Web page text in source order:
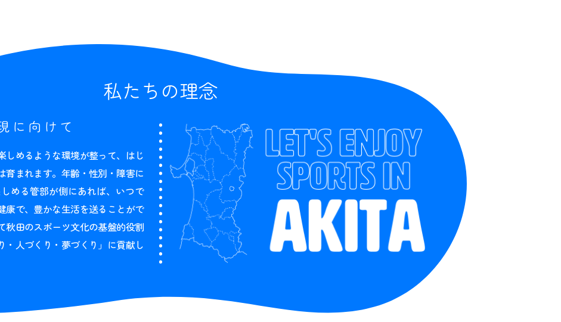
私たちの理念
に向けて
しめるような環境が整って、はじ
育まれます。年齢・性別・障害に
める管部が側にあれば、いつで
康で、豊かな生活を送ることがで
秋田のスポーツ文化の基盤的役割
・人づくり・夢づくり」に貢献し